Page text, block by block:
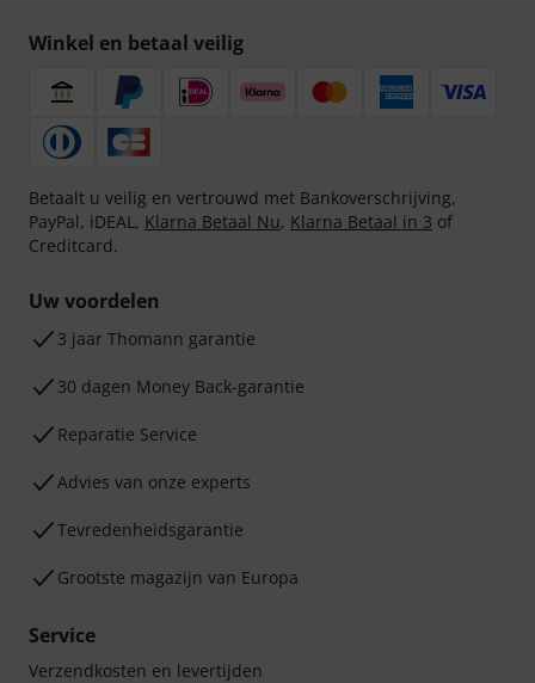
Winkel en betaal veilig
Betaalt u veilig en vertrouwd met Bankoverschrijving,
PayPal, iDEAL, Klarna Betaal Nu, Klarna Betaal in 3 of
Creditcard.
Uw voordelen
3 jaar Thomann garantie
30 dagen Money Back-garantie
Reparatie Service
Advies van onze experts
Tevredenheidsgarantie
Grootste magazijn van Europa
Service
Verzendkosten en levertijden